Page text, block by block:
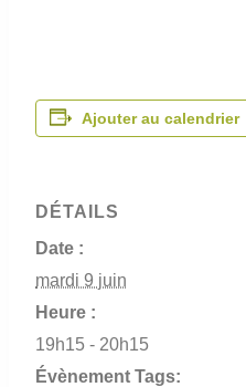
Ajouter au calendrier
DÉTAILS
Date :
mardi 9 juin
Heure :
19h15 - 20h15
Évènement Tags: